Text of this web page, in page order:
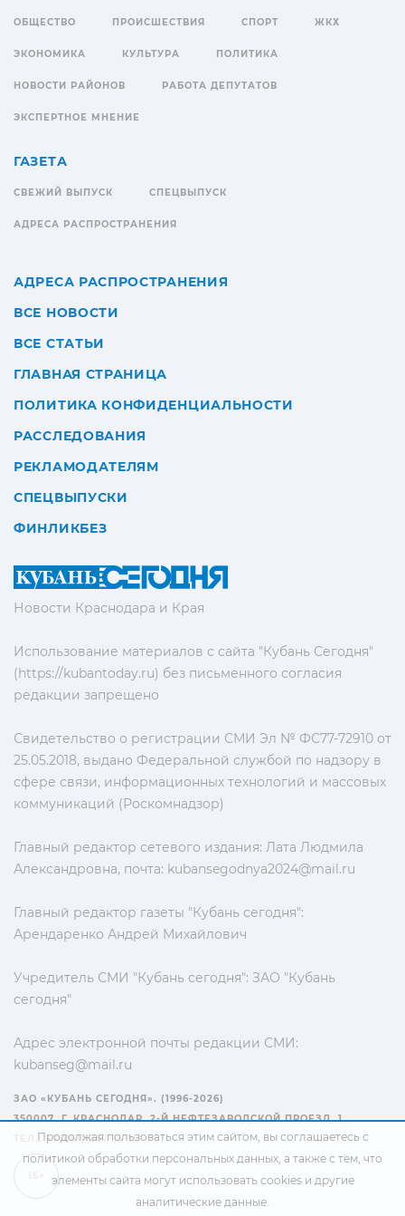
Новости Краснодара и Края
Использование материалов с сайта "Кубань Сегодня"
(https://kubantoday.ru) без письменного согласия
редакции запрещено
Свидетельство о регистрации СМИ Эл № ФС77-72910 от
25.05.2018, выдано Федеральной службой по надзору в
сфере связи, информационных технологий и массовых
коммуникаций (Роскомнадзор)
Главный редактор сетевого издания: Лата Людмила
Александровна, почта: kubansegodnya2024@mail.ru
Главный редактор газеты "Кубань сегодня":
Арендаренко Андрей Михайлович
Учредитель СМИ "Кубань сегодня": ЗАО "Кубань
сегодня"
Адрес электронной почты редакции СМИ:
kubanseg@mail.ru
ОБЩЕСТВО ПРОИСШЕСТВИЯ СПОРТ ЖКХ
ЭКОНОМИКА КУЛЬТУРА ПОЛИТИКА
НОВОСТИ РАЙОНОВ РАБОТА ДЕПУТАТОВ
ЭКСПЕРТНОЕ МНЕНИЕ
ГАЗЕТА
СВЕЖИЙ ВЫПУСК СПЕЦВЫПУСК
АДРЕСА РАСПРОСТРАНЕНИЯ
АДРЕСА РАСПРОСТРАНЕНИЯ
ВСЕ НОВОСТИ
ВСЕ СТАТЬИ
ГЛАВНАЯ СТРАНИЦА
ПОЛИТИКА КОНФИДЕНЦИАЛЬНОСТИ
РАССЛЕДОВАНИЯ
РЕКЛАМОДАТЕЛЯМ
СПЕЦВЫПУСКИ
ФИНЛИКБЕЗ
ЗАО «КУБАНЬ СЕГОДНЯ». (1996-2026)
350007, Г. КРАСНОДАР, 2-Й НЕФТЕЗАВОДСКОЙ ПРОЕЗД, 1
ТЕЛ.: +7(861) 267-15-15
Продолжая пользоваться этим сайтом, вы соглашаетесь с
политикой обработки персональных данных, а также с тем, что
элементы сайта могут использовать cookies и другие
аналитические данные.